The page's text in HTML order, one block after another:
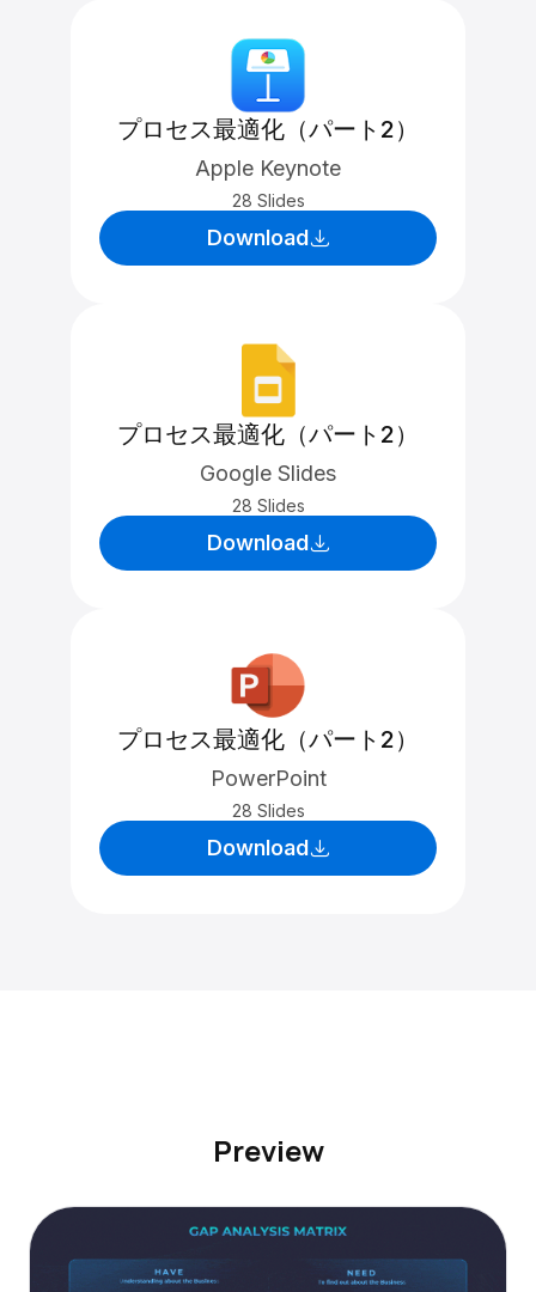
プロセス最適化（パート2）
Apple Keynote
28 Slides
Download
プロセス最適化（パート2）
Google Slides
28 Slides
Download
プロセス最適化（パート2）
PowerPoint
28 Slides
Download
Preview